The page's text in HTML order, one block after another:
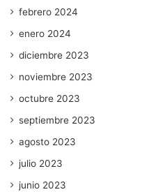
febrero 2024
enero 2024
diciembre 2023
noviembre 2023
octubre 2023
septiembre 2023
agosto 2023
julio 2023
junio 2023